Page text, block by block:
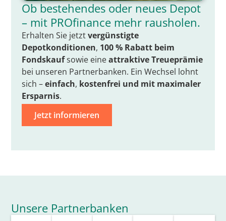
Ob bestehendes oder neues Depot
– mit PROfinance mehr rausholen.
Erhalten Sie jetztvergünstigte
Depotkonditionen, 100 % Rabatt beim
Fondskaufsowie eineattraktive Treueprämie
bei unseren Partnerbanken. Ein Wechsel lohnt
sich –einfach, kostenfrei und mit maximaler
Ersparnis.
Jetzt informieren
Unsere Partnerbanken